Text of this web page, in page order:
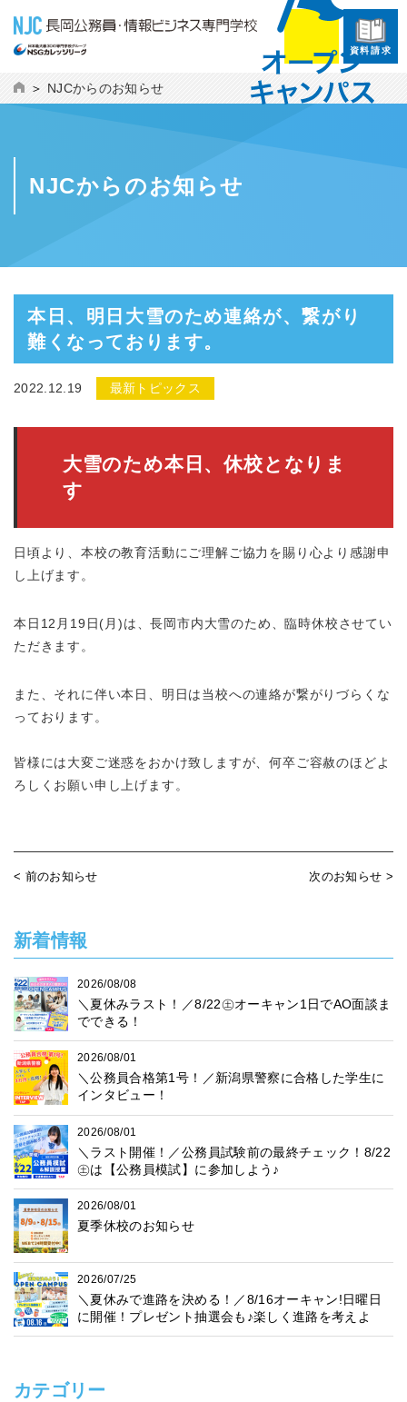
資料請求
NJCからのお知らせ
NJCからのお知らせ
本日、明日大雪のため連絡が、繋がり
難くなっております。
2022.12.19 最新トピックス
大雪のため本日、休校となりま
す
日頃より、本校の教育活動にご理解ご協力を賜り心より感謝申
し上げます。
本日12月19日(月)は、長岡市内大雪のため、臨時休校させてい
ただきます。
また、それに伴い本日、明日は当校への連絡が繋がりづらくな
っております。
皆様には大変ご迷惑をおかけ致しますが、何卒ご容赦のほどよ
ろしくお願い申し上げます。
< 前のお知らせ 次のお知らせ >
新着情報
2026/08/08
＼夏休みラスト！／8/22㊏オーキャン1日でAO面談ま
でできる！
2026/08/01
＼公務員合格第1号！／新潟県警察に合格した学生に
インタビュー！
2026/08/01
＼ラスト開催！／公務員試験前の最終チェック！8/22
㊏は【公務員模試】に参加しよう♪
2026/08/01
夏季休校のお知らせ
2026/07/25
＼夏休みで進路を決める！／8/16オーキャン!日曜日
に開催！プレゼント抽選会も♪楽しく進路を考えよ
う！
カテゴリー